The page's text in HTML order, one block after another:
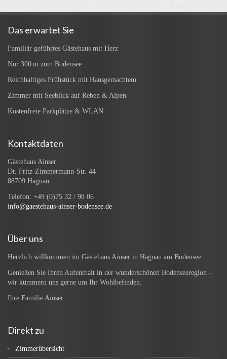
Das erwartet Sie
Familiär geführtes Gästehaus mit Herz
Nur 300 m zum Bodensee
Reichhaltiges Frühstück mit Hausgemachtem
Zimmer mit Seeblick auf Reben & Alpen
Kostenfreie Parkplätze & WLAN
Kontaktdaten
Gästehaus Ainser
Dr. Fritz-Zimmermann-Str. 44
88709 Hagnau
Telefon: +49 (0)75 32 / 98 06
info@gaestehaus-ainser-bodensee.de
Über uns
Herzlich willkommen im Gästehaus Ainser in Hagnau am Bodensee.
Genießen Sie Ihren Aufenthalt in der wunderschönen Bodenseeregion –
wir kümmern uns gerne um Ihr Wohlbefinden.
Ihre Familie Ainser
Direkt zu
Zimmerübersicht